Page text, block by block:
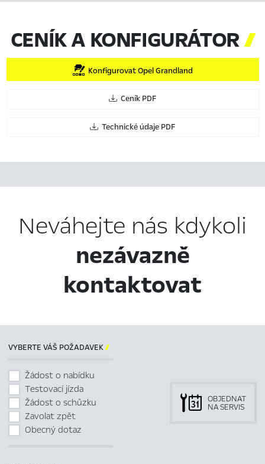
CENÍK A KONFIGURÁTOR
Konfigurovat Opel Grandland
Ceník PDF
Technické údaje PDF
Neváhejte nás kdykoli
nezávazně
kontaktovat
VYBERTE VÁŠ POŽADAVEK
Žádost o nabídku
Testovací jízda
Žádost o schůzku
Zavolat zpět
Obecný dotaz
OBJEDNAT
NA SERVIS